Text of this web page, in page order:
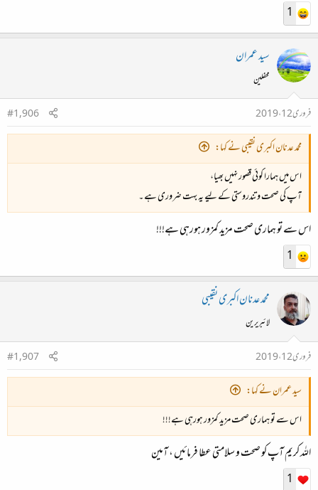
1
سید عمران
محفلین
فروری 12، 2019
#1,906
محمد عدنان اکبری نقیبی نے کہا:
اس میں ہمارا کوئی قصور نہیں بھیا،
آپ کی صحت و تندروستی کے لیے یہ بہت ضروری ہے ۔
اس سے تو ہماری صحت مزید کمزور ہورہی ہے!!!
1
محمد عدنان اکبری نقیبی
لائبریرین
فروری 12، 2019
#1,907
سید عمران نے کہا:
اس سے تو ہماری صحت مزید کمزور ہورہی ہے!!!
اللہ کریم آپ کو صحت و سلامتی عطا فرمائیں ، آمین
1